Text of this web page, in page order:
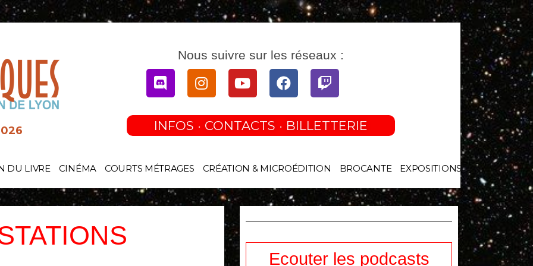
Nous suivre sur les réseaux :
DiscordInstagramYoutubeFacebookTwitch
INFOS · CONTACTS · BILLETTERIE
DU LIVRE CINÉMA COURTS MÉTRAGES CRÉATION & MICROÉDITION BROCANTE EXPOSITIONS
Ecouter les podcasts